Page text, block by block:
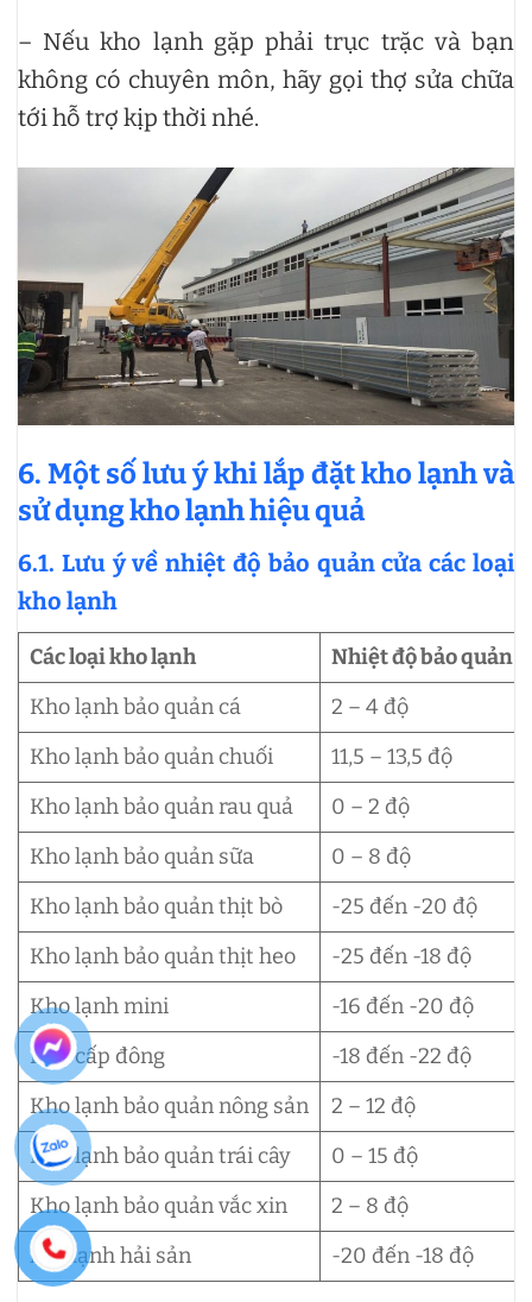
– Nếu kho lạnh gặp phải trục trặc và bạn
không có chuyên môn, hãy gọi thợ sửa chữa
tới hỗ trợ kịp thời nhé.
6. Một số lưu ý khi lắp đặt kho lạnh và
sử dụng kho lạnh hiệu quả
6.1. Lưu ý về nhiệt độ bảo quản cửa các loại
kho lạnh
Các loại kho lạnh
Nhiệt độ bảo quản
Kho lạnh bảo quản cá
2 – 4 độ
Kho lạnh bảo quản chuối
11,5 – 13,5 độ
Kho lạnh bảo quản rau quả
0 – 2 độ
Kho lạnh bảo quản sữa
0 – 8 độ
Kho lạnh bảo quản thịt bò
-25 đến -20 độ
Kho lạnh bảo quản thịt heo
-25 đến -18 độ
Kho lạnh mini
-16 đến -20 độ
Kho cấp đông
-18 đến -22 độ
Kho lạnh bảo quản nông sản
2 – 12 độ
Kho lạnh bảo quản trái cây
0 – 15 độ
Kho lạnh bảo quản vắc xin
2 – 8 độ
kho lạnh hải sản
-20 đến -18 độ